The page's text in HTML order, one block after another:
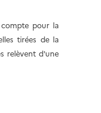
pour la
tirées de la
relèvent d'une